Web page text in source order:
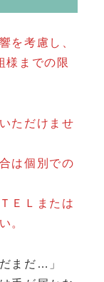
を考慮し、
様までの限
ただけませ
は個別での
ＥＬまたは
。
まだ…」